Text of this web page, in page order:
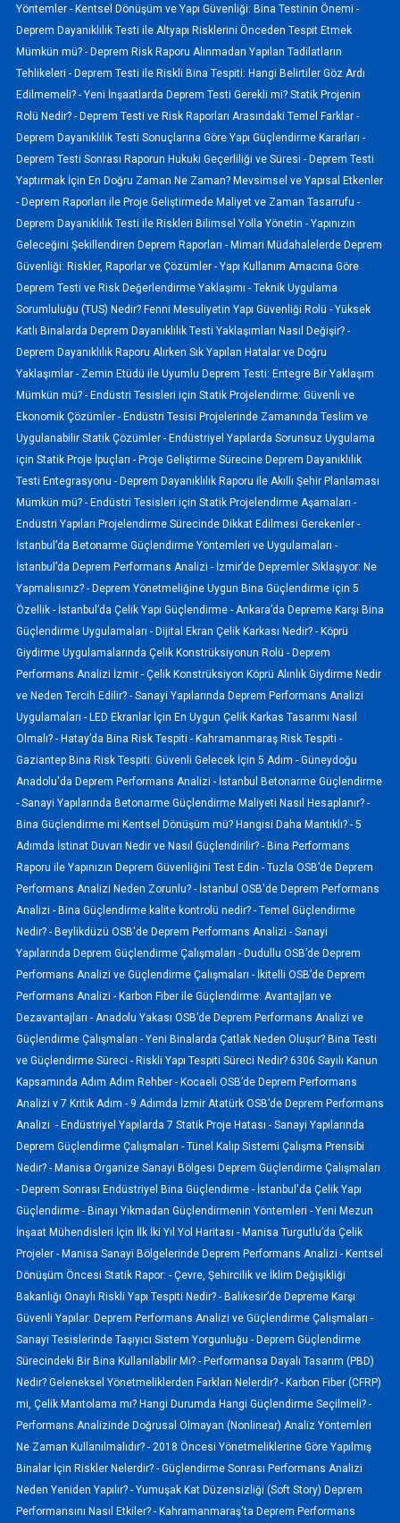
Yöntemler - Kentsel Dönüşüm ve Yapı Güvenliği: Bina Testinin Önemi -
Deprem Dayanıklılık Testi ile Altyapı Risklerini Önceden Tespit Etmek
Mümkün mü? - Deprem Risk Raporu Alınmadan Yapılan Tadilatların
Tehlikeleri - Deprem Testi ile Riskli Bina Tespiti: Hangi Belirtiler Göz Ardı
Edilmemeli? - Yeni İnşaatlarda Deprem Testi Gerekli mi? Statik Projenin
Rolü Nedir? - Deprem Testi ve Risk Raporları Arasındaki Temel Farklar -
Deprem Dayanıklılık Testi Sonuçlarına Göre Yapı Güçlendirme Kararları -
Deprem Testi Sonrası Raporun Hukuki Geçerliliği ve Süresi - Deprem Testi
Yaptırmak İçin En Doğru Zaman Ne Zaman? Mevsimsel ve Yapısal Etkenler
- Deprem Raporları ile Proje Geliştirmede Maliyet ve Zaman Tasarrufu -
Deprem Dayanıklılık Testi ile Riskleri Bilimsel Yolla Yönetin - Yapınızın
Geleceğini Şekillendiren Deprem Raporları - Mimari Müdahalelerde Deprem
Güvenliği: Riskler, Raporlar ve Çözümler - Yapı Kullanım Amacına Göre
Deprem Testi ve Risk Değerlendirme Yaklaşımı - Teknik Uygulama
Sorumluluğu (TUS) Nedir? Fenni Mesuliyetin Yapı Güvenliği Rolü - Yüksek
Katlı Binalarda Deprem Dayanıklılık Testi Yaklaşımları Nasıl Değişir? -
Deprem Dayanıklılık Raporu Alırken Sık Yapılan Hatalar ve Doğru
Yaklaşımlar - Zemin Etüdü ile Uyumlu Deprem Testi: Entegre Bir Yaklaşım
Mümkün mü? - Endüstri Tesisleri için Statik Projelendirme: Güvenli ve
Ekonomik Çözümler - Endüstri Tesisi Projelerinde Zamanında Teslim ve
Uygulanabilir Statik Çözümler - Endüstriyel Yapılarda Sorunsuz Uygulama
için Statik Proje İpuçları - Proje Geliştirme Sürecine Deprem Dayanıklılık
Testi Entegrasyonu - Deprem Dayanıklılık Raporu ile Akıllı Şehir Planlaması
Mümkün mü? - Endüstri Tesisleri için Statik Projelendirme Aşamaları -
Endüstri Yapıları Projelendirme Sürecinde Dikkat Edilmesi Gerekenler -
İstanbul’da Betonarme Güçlendirme Yöntemleri ve Uygulamaları -
İstanbul’da Deprem Performans Analizi - İzmir’de Depremler Sıklaşıyor: Ne
Yapmalısınız? - Deprem Yönetmeliğine Uygun Bina Güçlendirme için 5
Özellik - İstanbul’da Çelik Yapı Güçlendirme - Ankara’da Depreme Karşı Bina
Güçlendirme Uygulamaları - Dijital Ekran Çelik Karkası Nedir? - Köprü
Giydirme Uygulamalarında Çelik Konstrüksiyonun Rolü - Deprem
Performans Analizi İzmir - Çelik Konstrüksiyon Köprü Alınlık Giydirme Nedir
ve Neden Tercih Edilir? - Sanayi Yapılarında Deprem Performans Analizi
Uygulamaları - LED Ekranlar İçin En Uygun Çelik Karkas Tasarımı Nasıl
Olmalı? - Hatay’da Bina Risk Tespiti - Kahramanmaraş Risk Tespiti -
Gaziantep Bina Risk Tespiti: Güvenli Gelecek İçin 5 Adım - Güneydoğu
Anadolu'da Deprem Performans Analizi - İstanbul Betonarme Güçlendirme
- Sanayi Yapılarında Betonarme Güçlendirme Maliyeti Nasıl Hesaplanır? -
Bina Güçlendirme mi Kentsel Dönüşüm mü? Hangisi Daha Mantıklı? - 5
Adımda İstinat Duvarı Nedir ve Nasıl Güçlendirilir? - Bina Performans
Raporu ile Yapınızın Deprem Güvenliğini Test Edin - Tuzla OSB’de Deprem
Performans Analizi Neden Zorunlu? - İstanbul OSB'de Deprem Performans
Analizi - Bina Güçlendirme kalite kontrolü nedir? - Temel Güçlendirme
Nedir? - Beylikdüzü OSB'de Deprem Performans Analizi - Sanayi
Yapılarında Deprem Güçlendirme Çalışmaları - Dudullu OSB’de Deprem
Performans Analizi ve Güçlendirme Çalışmaları - İkitelli OSB’de Deprem
Performans Analizi - Karbon Fiber ile Güçlendirme: Avantajları ve
Dezavantajları - Anadolu Yakası OSB’de Deprem Performans Analizi ve
Güçlendirme Çalışmaları - Yeni Binalarda Çatlak Neden Oluşur? Bina Testi
ve Güçlendirme Süreci - Riskli Yapı Tespiti Süreci Nedir? 6306 Sayılı Kanun
Kapsamında Adım Adım Rehber - Kocaeli OSB’de Deprem Performans
Analizi v 7 Kritik Adım - 9 Adımda İzmir Atatürk OSB’de Deprem Performans
Analizi - Endüstriyel Yapılarda 7 Statik Proje Hatası - Sanayi Yapılarında
Deprem Güçlendirme Çalışmaları - Tünel Kalıp Sistemi Çalışma Prensibi
Nedir? - Manisa Organize Sanayi Bölgesi Deprem Güçlendirme Çalışmaları
- Deprem Sonrası Endüstriyel Bina Güçlendirme - İstanbul'da Çelik Yapı
Güçlendirme - Binayı Yıkmadan Güçlendirmenin Yöntemleri - Yeni Mezun
İnşaat Mühendisleri İçin İlk İki Yıl Yol Haritası - Manisa Turgutlu’da Çelik
Projeler - Manisa Sanayi Bölgelerinde Deprem Performans Analizi - Kentsel
Dönüşüm Öncesi Statik Rapor: - Çevre, Şehircilik ve İklim Değişikliği
Bakanlığı Onaylı Riskli Yapı Tespiti Nedir? - Balıkesir’de Depreme Karşı
Güvenli Yapılar: Deprem Performans Analizi ve Güçlendirme Çalışmaları -
Sanayi Tesislerinde Taşıyıcı Sistem Yorgunluğu - Deprem Güçlendirme
Sürecindeki Bir Bina Kullanılabilir Mi? - Performansa Dayalı Tasarım (PBD)
Nedir? Geleneksel Yönetmeliklerden Farkları Nelerdir? - Karbon Fiber (CFRP)
mi, Çelik Mantolama mı? Hangi Durumda Hangi Güçlendirme Seçilmeli? -
Performans Analizinde Doğrusal Olmayan (Nonlinear) Analiz Yöntemleri
Ne Zaman Kullanılmalıdır? - 2018 Öncesi Yönetmeliklerine Göre Yapılmış
Binalar İçin Riskler Nelerdir? - Güçlendirme Sonrası Performans Analizi
Neden Yeniden Yapılır? - Yumuşak Kat Düzensizliği (Soft Story) Deprem
Performansını Nasıl Etkiler? - Kahramanmaraş'ta Deprem Performans